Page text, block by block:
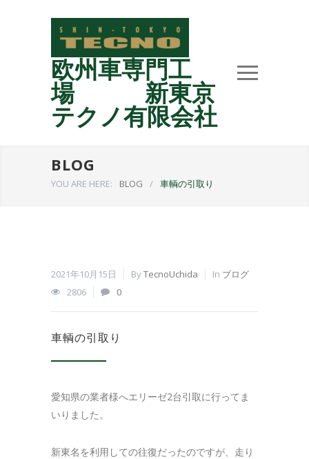
欧州車専門工
場 新東京
テクノ有限会社
BLOG
YOU ARE HERE: BLOG / 車輌の引取り
2021年10月15日 ByTecnoUchida In ブログ
2806
0
車輌の引取り
愛知県の業者様へエリーゼ2台引取に行ってま
いりました。
新東名を利用しての往復だったのですが、走り